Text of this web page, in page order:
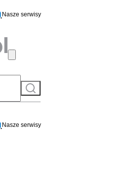
Nasze serwisy
Szukaj
Nasze serwisy